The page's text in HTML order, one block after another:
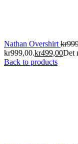
Nathan Overshirt kr
kr999,00.kr499,00Det
Back to products